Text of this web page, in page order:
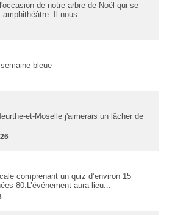
de notre arbre de Noël qui se
amphithéâtre. Il nous...
bleue
et-Moselle j'aimerais un lâcher de
comprenant un quiz d’environ 15
80.L’événement aura lieu...